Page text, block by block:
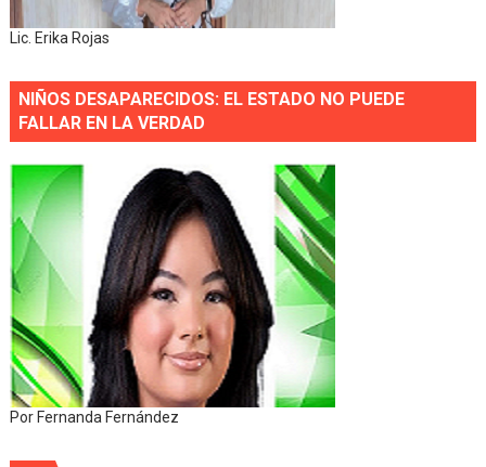
Lic. Erika Rojas
NIÑOS DESAPARECIDOS: EL ESTADO NO PUEDE
FALLAR EN LA VERDAD
Por Fernanda Fernández